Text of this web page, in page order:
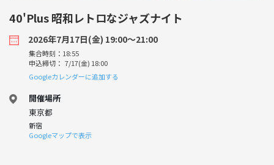
40'Plus 昭和レトロなジャズナイト
2026年7月17日(金) 19:00〜21:00
集合時刻：18:55
申込締切： 7/17(金) 18:00
Googleカレンダーに追加する
開催場所
東京都
新宿
Googleマップで表示